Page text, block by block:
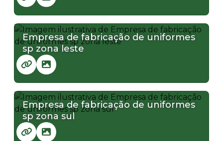
Empresa de fabricação de uniformes
sp zona leste
Empresa de fabricação de uniformes
sp zona sul